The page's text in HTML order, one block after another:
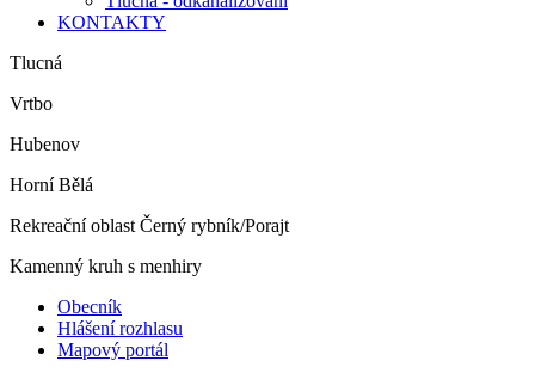
KONTAKTY
Tlucná
Vrtbo
Hubenov
Horní Bělá
Rekreační oblast Černý rybník/Porajt
Kamenný kruh s menhiry
Obecník
Hlášení rozhlasu
Mapový portál